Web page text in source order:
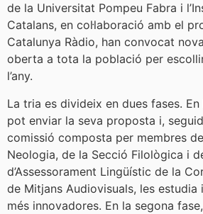
de la Universitat Pompeu Fabra i
Catalans, en col·laboració amb el
Catalunya Ràdio, han convocat
oberta a tota la població per
l’any.
La tria es divideix en dues fases.
pot enviar la seva proposta i,
comissió composta per membres
Neologia, de la Secció Filològica i
d’Assessorament Lingüístic de la
de Mitjans Audiovisuals, les estudia
més innovadores. En la segona